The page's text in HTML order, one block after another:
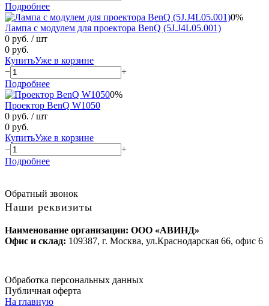
Подробнее
0%
Лампа с модулем для проектора BenQ (5J.J4L05.001)
0 руб. / шт
0 руб.
КупитьУже в корзине
−
+
Подробнее
0%
Проектор BenQ W1050
0 руб. / шт
0 руб.
КупитьУже в корзине
−
+
Подробнее
Обратный звонок
Наши реквизиты
Наименование организации: ООО «АВИНД»
Офис и склад: 109387, г. Москва, ул.Краснодарская 66, офис 6
Обработка персональных данных
Публичная оферта
На главную